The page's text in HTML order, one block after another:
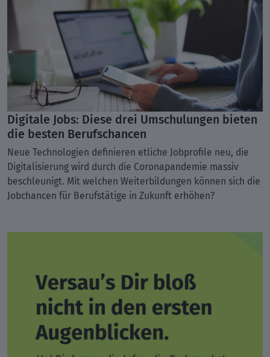
Digitale Jobs: Diese drei Umschulungen bieten
die besten Berufschancen
Neue Technologien definieren etliche Jobprofile neu, die
Digitalisierung wird durch die Coronapandemie massiv
beschleunigt. Mit welchen Weiterbildungen können sich die
Jobchancen für Berufstätige in Zukunft erhöhen?